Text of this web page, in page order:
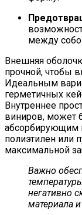
между
Внешняя
прочной, чтобы
Идеальным
герметичных
Внутреннее
виниров, может
абсорбирующим
полиэтилен или
максимальной
Важно
негативно
материала